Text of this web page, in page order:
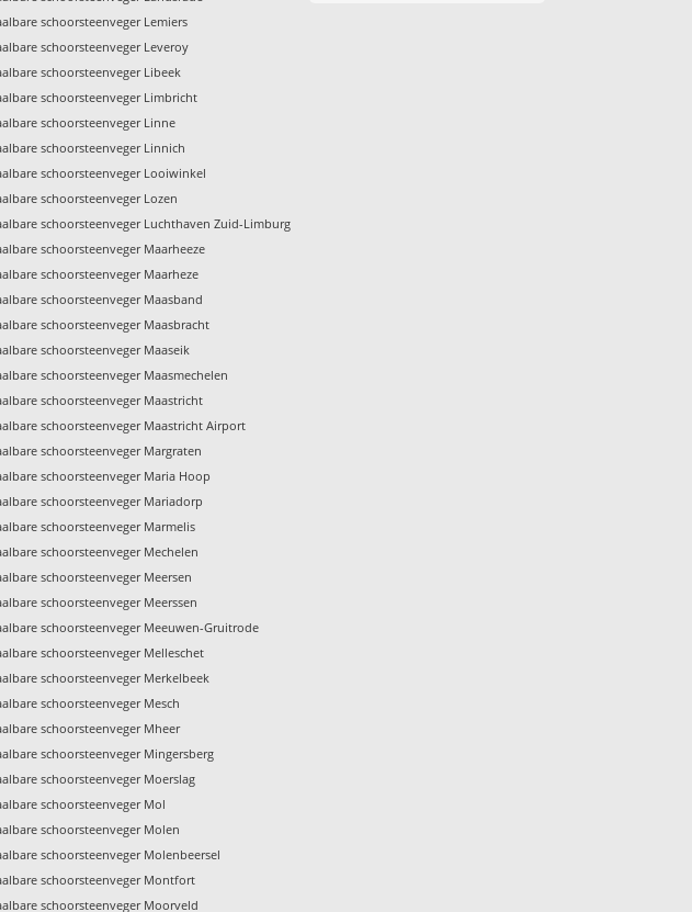
schoorsteenveger Lemiers
schoorsteenveger Leveroy
schoorsteenveger Libeek
schoorsteenveger Limbricht
schoorsteenveger Linne
schoorsteenveger Linnich
schoorsteenveger Looiwinkel
schoorsteenveger Lozen
schoorsteenveger Luchthaven Zuid-Limburg
schoorsteenveger Maarheeze
schoorsteenveger Maarheze
schoorsteenveger Maasband
schoorsteenveger Maasbracht
schoorsteenveger Maaseik
schoorsteenveger Maasmechelen
schoorsteenveger Maastricht
schoorsteenveger Maastricht Airport
schoorsteenveger Margraten
schoorsteenveger Maria Hoop
schoorsteenveger Mariadorp
schoorsteenveger Marmelis
schoorsteenveger Mechelen
schoorsteenveger Meersen
schoorsteenveger Meerssen
schoorsteenveger Meeuwen-Gruitrode
schoorsteenveger Melleschet
schoorsteenveger Merkelbeek
schoorsteenveger Mesch
schoorsteenveger Mheer
schoorsteenveger Mingersberg
schoorsteenveger Moerslag
schoorsteenveger Mol
schoorsteenveger Molen
schoorsteenveger Molenbeersel
schoorsteenveger Montfort
schoorsteenveger Moorveld